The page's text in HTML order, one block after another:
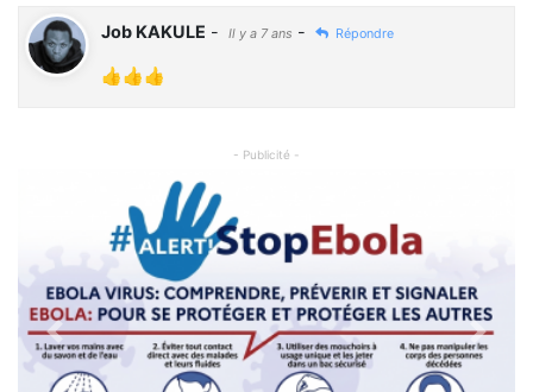
Job KAKULE - Il y a 7 ans - Répondre
👍👍👍
- Publicité -
Previous Next